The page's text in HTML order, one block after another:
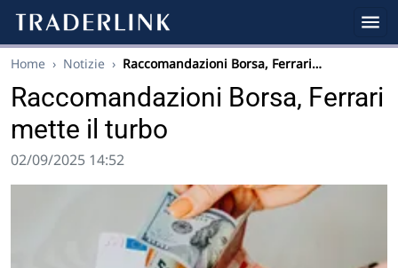
Home › Notizie › Raccomandazioni Borsa, Ferrari…
Raccomandazioni Borsa, Ferrari
mette il turbo
02/09/2025 14:52